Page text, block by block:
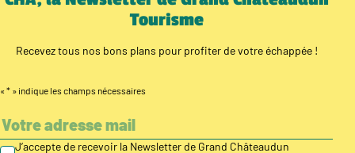
Tourisme
Recevez tous nos bons plans pour profiter de votre échappée !
« * » indique les champs nécessaires
J’accepte de recevoir la Newsletter de Grand Châteaudun